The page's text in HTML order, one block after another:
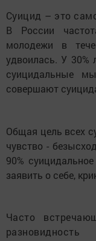
Суицид – это
В России
молодежи в
удвоилась. У
суицидальные
совершают
Общая цель всех
чувство -
90%
заявить о себе,
Часто